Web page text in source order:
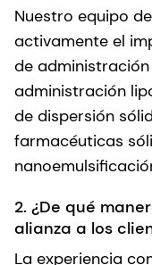
Nuestro equipo
activamente el
de
administración
de dispersión
farmacéuticas
2. ¿De qué
alianza a los
La experiencia